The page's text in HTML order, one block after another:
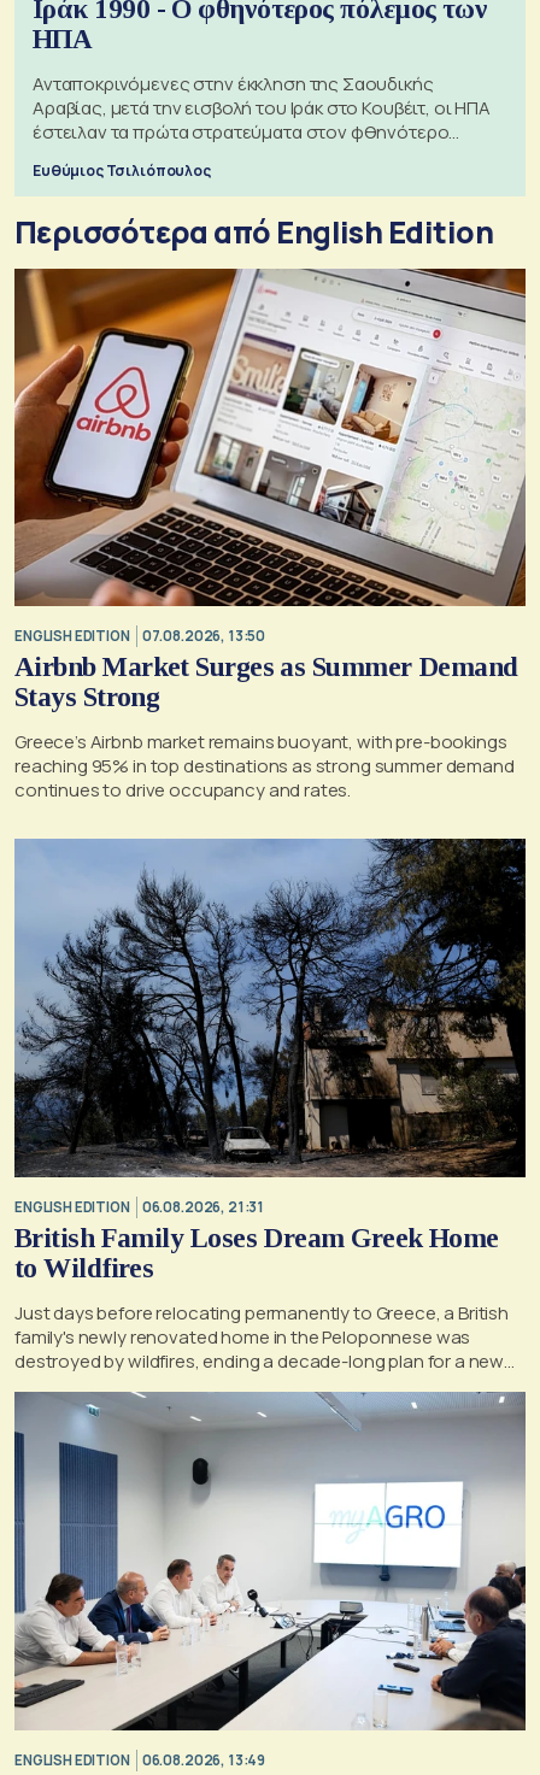
Ιράκ 1990 - Ο φθηνότερος πόλεμος των
ΗΠΑ
Ανταποκρινόμενες στην έκκληση της Σαουδικής
Αραβίας, μετά την εισβολή του Ιράκ στο Κουβέιτ, οι ΗΠΑ
έστειλαν τα πρώτα στρατεύματα στον φθηνότερο
Ευθύμιος Τσιλιόπουλος
Περισσότερα από English Edition
ENGLISH EDITION 07.08.2026, 13:50
Airbnb Market Surges as Summer Demand
Stays Strong
Greece’s Airbnb market remains buoyant, with pre-bookings
reaching 95% in top destinations as strong summer demand
continues to drive occupancy and rates.
ENGLISH EDITION 06.08.2026, 21:31
British Family Loses Dream Greek Home
to Wildfires
Just days before relocating permanently to Greece, a British
family's newly renovated home in the Peloponnese was
destroyed by wildfires, ending a decade-long plan for a new
life, according to a report by the UK's Mirror
ENGLISH EDITION 06.08.2026, 13:49